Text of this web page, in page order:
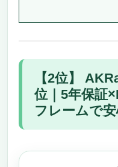
【2位】
位｜5年保証
フレームで